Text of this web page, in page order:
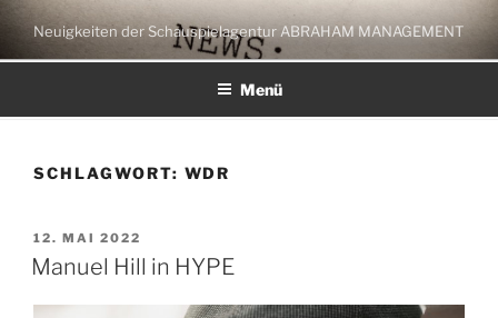
Zum
Inhalt
springen
Neuigkeiten der Schauspielagentur ABRAHAM MANAGEMENT
Menü
SCHLAGWORT: WDR
VERÖFFENTLICHT
AM
12. MAI 2022
Manuel Hill in HYPE